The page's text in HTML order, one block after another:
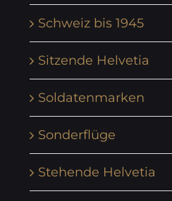
Schweiz bis 1945
Sitzende Helvetia
Soldatenmarken
Sonderflüge
Stehende Helvetia